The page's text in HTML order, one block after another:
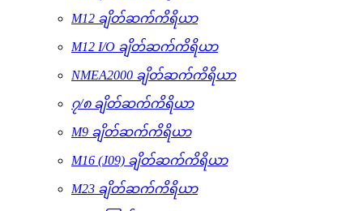
M12 ချိတ်ဆက်ကိရိယာ
M12 I/O ချိတ်ဆက်ကိရိယာ
NMEA2000 ချိတ်ဆက်ကိရိယာ
၇/၈ ချိတ်ဆက်ကိရိယာ
M9 ချိတ်ဆက်ကိရိယာ
M16 (J09) ချိတ်ဆက်ကိရိယာ
M23 ချိတ်ဆက်ကိရိယာ